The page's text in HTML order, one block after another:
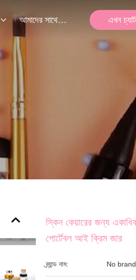
আমাদের সাথে যোগাযোগ এখন
স্কিন কেয়ারের জন্য
পোর্টেবল আই ক্রিম জার
ব্র্যান্ড নাম: No